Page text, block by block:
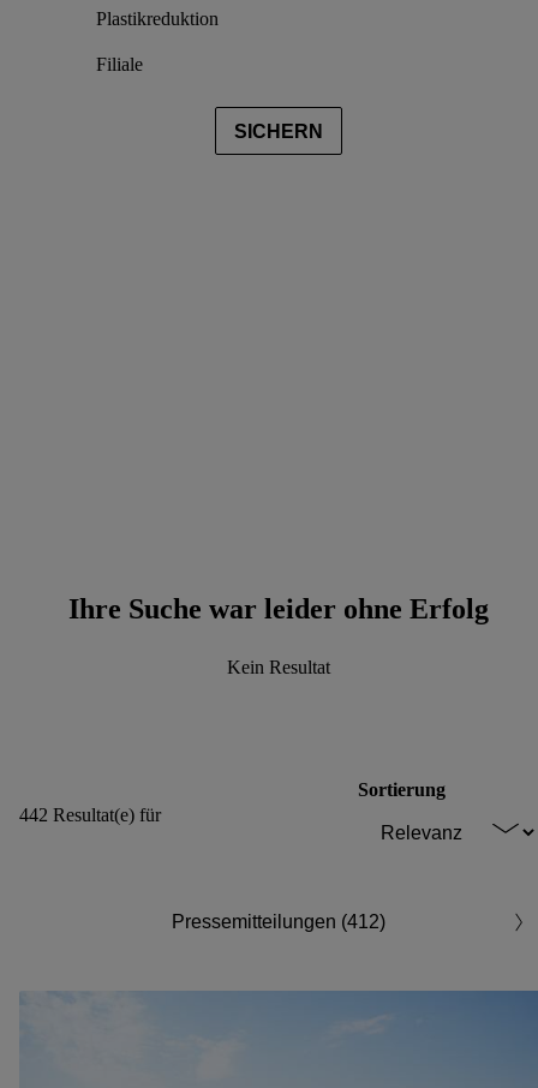
Plastikreduktion
Filiale
SICHERN
Ihre Suche war leider ohne Erfolg
Kein Resultat
442 Resultat(e) für
Sortierung
Pressemitteilungen (412)